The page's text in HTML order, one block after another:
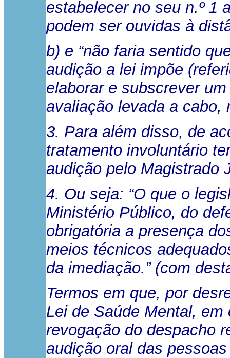
estabelecer no seu n.º 1
podem ser ouvidas à
b) e “não faria sentido
audição a lei impõe
elaborar e subscrever
avaliação levada a cabo,
3. Para além disso, de
tratamento involuntário
audição pelo Magistrado
4. Ou seja: “O que o
Ministério Público, do
obrigatória a presença
meios técnicos
da imediação.” (com
Termos em que, por
Lei de Saúde Mental,
revogação do despacho
audição oral das